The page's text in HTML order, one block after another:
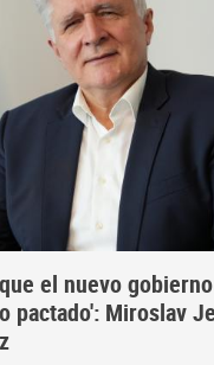
el nuevo
pactado': Miroslav